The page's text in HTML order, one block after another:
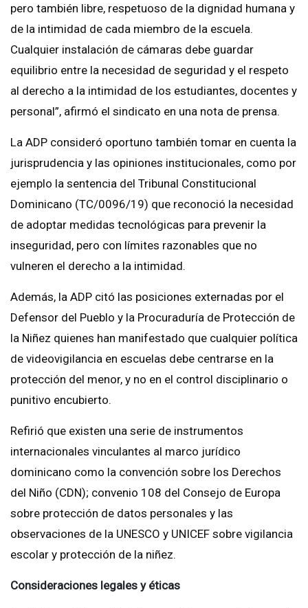
pero también libre, respetuoso de la dignidad humana y
de la intimidad de cada miembro de la escuela.
Cualquier instalación de cámaras debe guardar
equilibrio entre la necesidad de seguridad y el respeto
al derecho a la intimidad de los estudiantes, docentes y
personal”, afirmó el sindicato en una nota de prensa.
La ADP consideró oportuno también tomar en cuenta la
jurisprudencia y las opiniones institucionales, como por
ejemplo la sentencia del Tribunal Constitucional
Dominicano (TC/0096/19) que reconoció la necesidad
de adoptar medidas tecnológicas para prevenir la
inseguridad, pero con límites razonables que no
vulneren el derecho a la intimidad.
Además, la ADP citó las posiciones externadas por el
Defensor del Pueblo y la Procuraduría de Protección de
la Niñez quienes han manifestado que cualquier política
de videovigilancia en escuelas debe centrarse en la
protección del menor, y no en el control disciplinario o
punitivo encubierto.
Refirió que existen una serie de instrumentos
internacionales vinculantes al marco jurídico
dominicano como la convención sobre los Derechos
del Niño (CDN); convenio 108 del Consejo de Europa
sobre protección de datos personales y las
observaciones de la UNESCO y UNICEF sobre vigilancia
escolar y protección de la niñez.
Consideraciones legales y éticas